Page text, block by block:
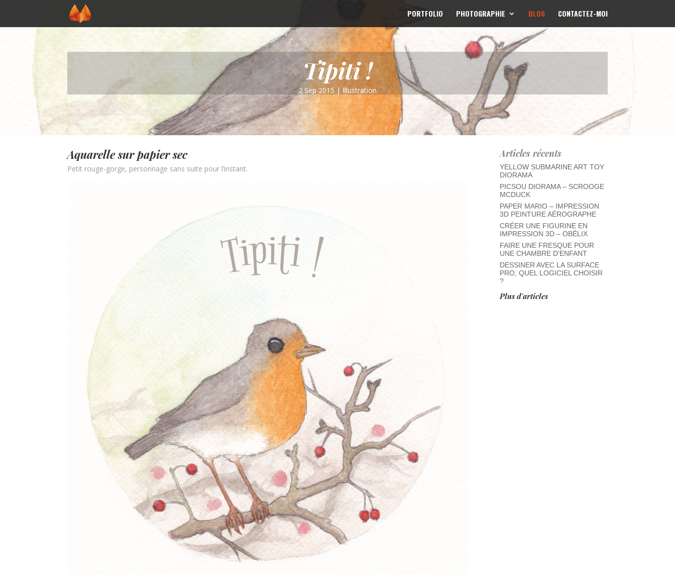
PORTFOLIO PHOTOGRAPHIE BLOG CONTACTEZ-MOI
Tipiti !
2 Sep 2015 | Illustration
Aquarelle sur papier sec
Petit rouge-gorge, personnage sans suite pour l’instant.
Articles récents
YELLOW SUBMARINE ART TOY
DIORAMA
PICSOU DIORAMA – SCROOGE
MCDUCK
PAPER MARIO – IMPRESSION
3D PEINTURE AÉROGRAPHE
CRÉER UNE FIGURINE EN
IMPRESSION 3D – OBÉLIX
FAIRE UNE FRESQUE POUR
UNE CHAMBRE D’ENFANT
DESSINER AVEC LA SURFACE
PRO, QUEL LOGICIEL CHOISIR
?
Plus d'articles